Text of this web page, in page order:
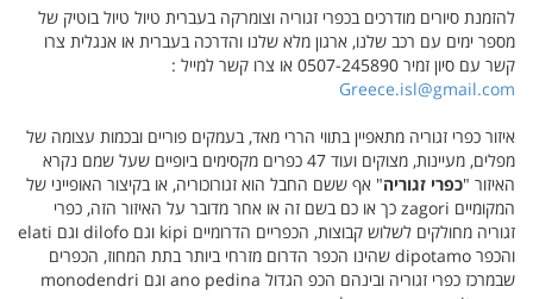
להזמנת סיורים מודרכים בכפרי זגוריה וצומרקה בעברית טיול טיול בוטיק של
מספר ימים עם רכב שלנו, ארגון מלא שלנו והדרכה בעברית או אנגלית צרו
קשר עם סיון זמיר 0507-245890 או צרו קשר למייל :
Greece.isl@gmail.com
איזור כפרי זגוריה מתאפיין בתווי הררי מאד, בעמקים פוריים ובכמות עצומה של
מפלים, מעיינות, מצוקים ועוד 47 כפרים מקסימים ביופיים שעל שמם נקרא
האיזור "כפרי זגוריה" אף ששם החבל הוא זגורוכוריה, או בקיצור האופייני של
המקומיים zagori כך או כם בשם זה או אחר מדובר על האיזור הזה, כפרי
זגוריה מחולקים לשלוש קבוצות, הכפריים הדרומיים kipi וגם dilofo וגם elati
והכפר dipotamo שהינו הכפר הדרום מזרחי ביותר בתת המחוז, הכפרים
שבמרכז כפרי זגוריה ובינהם הכפ הגדול ano pedina וגם monodendri